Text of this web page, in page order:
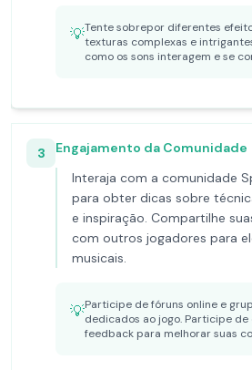
💡Tente sobrepor diferentes
texturas complexas e
como os sons interagem e se
3
Engajamento da Comunidade
Interaja com a comunidade
para obter dicas sobre
e inspiração. Compartilhe
com outros jogadores para
musicais.
💡Participe de fóruns online e
dedicados ao jogo. Participe
feedback para melhorar suas